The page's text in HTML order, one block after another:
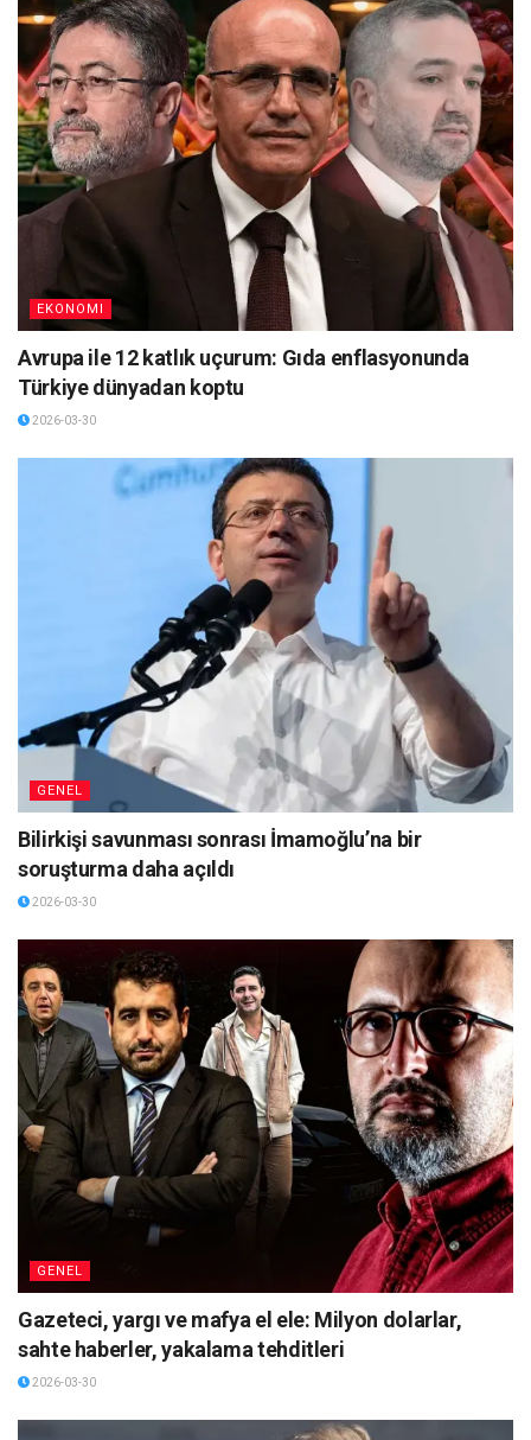
EKONOMI
Avrupa ile 12 katlık uçurum: Gıda enflasyonunda
Türkiye dünyadan koptu
2026-03-30
GENEL
Bilirkişi savunması sonrası İmamoğlu’na bir
soruşturma daha açıldı
2026-03-30
GENEL
Gazeteci, yargı ve mafya el ele: Milyon dolarlar,
sahte haberler, yakalama tehditleri
2026-03-30